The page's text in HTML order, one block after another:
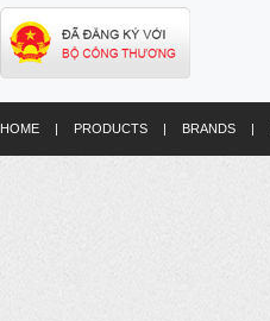
HOME | PRODUCTS | BRANDS |